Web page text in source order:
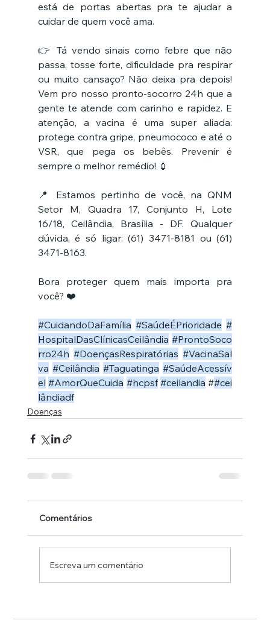
está de portas abertas pra te ajudar a
cuidar de quem você ama.
👉 Tá vendo sinais como febre que não
passa, tosse forte, dificuldade pra respirar
ou muito cansaço? Não deixa pra depois!
Vem pro nosso pronto-socorro 24h que a
gente te atende com carinho e rapidez. E
atenção, a vacina é uma super aliada:
protege contra gripe, pneumococo e até o
VSR, que pega os bebês. Prevenir é
sempre o melhor remédio! 💉
📍 Estamos pertinho de você, na QNM
Setor M, Quadra 17, Conjunto H, Lote
16/18, Ceilândia, Brasília - DF. Qualquer
dúvida, é só ligar: (61) 3471-8181 ou (61)
3471-8163.
Bora proteger quem mais importa pra
você? ❤️
#CuidandoDaFamília #SaúdeÉPrioridade #
HospitalDasClínicasCeilândia #ProntoSoco
rro24h #DoençasRespiratórias #VacinaSal
va #Ceilândia #Taguatinga #SaúdeAcessív
el #AmorQueCuida #hcpsf #ceilandia ##cei
lândiadf
Doenças
Comentários
Escreva um comentário